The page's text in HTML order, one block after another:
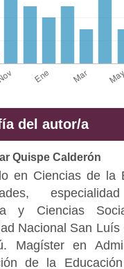
del autor/a
Quispe Calderón
en Ciencias de la
y Ciencias
Nacional San Luís
Magíster en
de la